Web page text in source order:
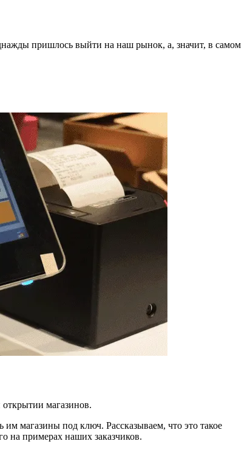
пришлось выйти на наш рынок, а, значит, в самом
магазинов.
им магазины под ключ. Рассказываем, что это такое
на примерах наших заказчиков.